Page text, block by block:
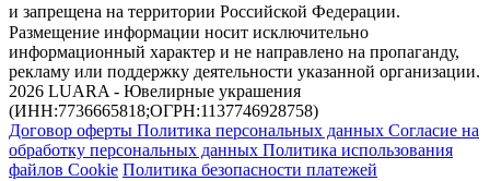
и запрещена на территории Российской Федерации.
Размещение информации носит исключительно
информационный характер и не направлено на пропаганду,
рекламу или поддержку деятельности указанной организации.
2026 LUARA - Ювелирные украшения
(ИНН:7736665818;ОГРН:1137746928758)
Договор оферты Политика персональных данных Согласие на
обработку персональных данных Политика использования
файлов Cookie Политика безопасности платежей